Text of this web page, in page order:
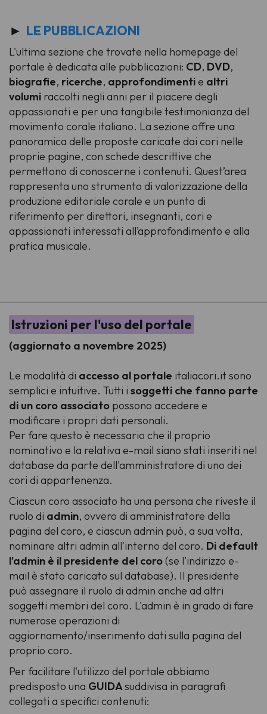
► LE PUBBLICAZIONI
L'ultima sezione che trovate nella homepage del
portale è dedicata alle pubblicazioni: CD, DVD,
biografie, ricerche, approfondimentie altri
volumi raccolti negli anni per il piacere degli
appassionati e per una tangibile testimonianza del
movimento corale italiano. La sezione offre una
panoramica delle proposte caricate dai cori nelle
proprie pagine, con schede descrittive che
permettono di conoscerne i contenuti. Quest’area
rappresenta uno strumento di valorizzazione della
produzione editoriale corale e un punto di
riferimento per direttori, insegnanti, cori e
appassionati interessati all’approfondimento e alla
pratica musicale.
Istruzioni per l'uso del portale
(aggiornato a novembre 2025)
Le modalità di accesso al portale italiacori.it sono
semplici e intuitive. Tutti i soggetti che fanno parte
di un coro associato possono accedere e
modificare i propri dati personali.
Per fare questo è necessario che il proprio
nominativo e la relativa e-mail siano stati inseriti nel
database da parte dell'amministratore di uno dei
cori di appartenenza.
Ciascun coro associato ha una persona che riveste il
ruolo di admin, ovvero di amministratore della
pagina del coro, e ciascun admin può, a sua volta,
nominare altri admin all'interno del coro. Di default
l’admin è il presidente del coro(se l’indirizzo e-
mail è stato caricato sul database). Il presidente
può assegnare il ruolo di admin anche ad altri
soggetti membri del coro. L'admin è in grado di fare
numerose operazioni di
aggiornamento/inserimento dati sulla pagina del
proprio coro.
Per facilitare l'utilizzo del portale abbiamo
predisposto una GUIDAsuddivisa in paragrafi
collegati a specifici contenuti: